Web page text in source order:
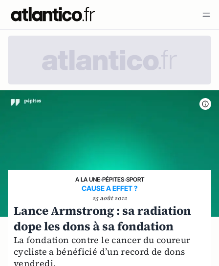
A LA UNE›PÉPITES›SPORT
CAUSE A EFFET ?
25 août 2012
Lance Armstrong : sa radiation
dope les dons à sa fondation
La fondation contre le cancer du coureur
cycliste a bénéficié d’un record de dons
vendredi.